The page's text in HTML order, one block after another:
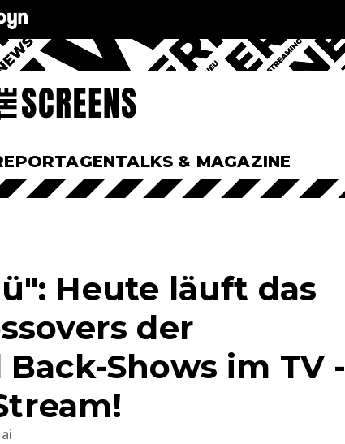
TALKS & MAGAZINE
Heute läuft das
der
Shows im TV -